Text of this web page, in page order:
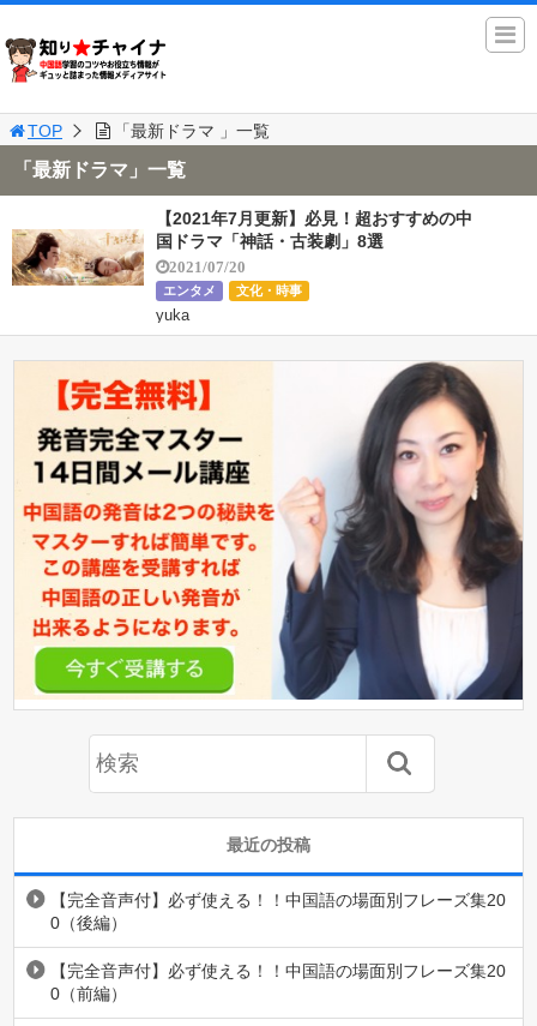
TOP 「最新ドラマ 」一覧
「最新ドラマ」一覧
【2021年7月更新】必見！超おすすめの中
国ドラマ「神話・古装劇」8選
2021/07/20
エンタメ 文化・時事
yuka
最近の投稿
【完全音声付】必ず使える！！中国語の場面別フレーズ集20
0（後編）
【完全音声付】必ず使える！！中国語の場面別フレーズ集20
0（前編）